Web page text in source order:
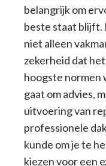
belangrijk om
beste staat blijft.
niet alleen
zekerheid dat
hoogste normen
gaat om advies,
uitvoering van
professionele
kunde om je te
kiezen voor een